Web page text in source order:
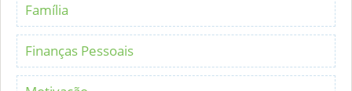
Família
Finanças Pessoais